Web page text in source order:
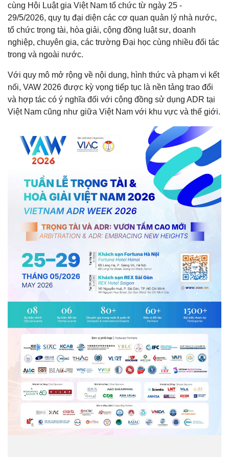
cùng Hội Luật gia Việt Nam tổ chức từ ngày 25 -
29/5/2026, quy tụ đại diện các cơ quan quản lý nhà nước,
tổ chức trọng tài, hòa giải, cộng đồng luật sư, doanh
nghiệp, chuyên gia, các trường Đại học cùng nhiều đối tác
trong và ngoài nước.
Với quy mô mở rộng về nội dung, hình thức và phạm vi kết
nối, VAW 2026 được kỳ vọng tiếp tục là nền tảng trao đổi
và hợp tác có ý nghĩa đối với cộng đồng sử dụng ADR tại
Việt Nam cũng như giữa Việt Nam với khu vực và thế giới.